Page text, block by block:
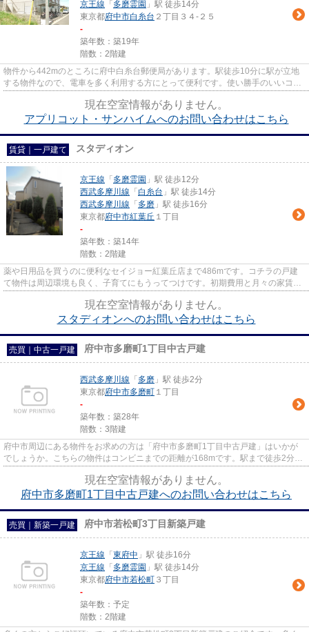
京王線 「 多磨霊園 」駅 徒歩14分
東京都府中市白糸台 ２丁目３４-２５
-
築年数：築19年
階数：2階建
物件から442mのところに府中白糸台郵便局があります。駅徒歩10分に駅が立地
する物件なので、電車を多く利用する方にとって便利です。使い勝手のいいコン
現在空室情報がありません。
アプリコット・サンハイムへのお問い合わせはこちら
賃貸｜一戸建て スタディオン
京王線 「 多磨霊園 」駅 徒歩12分
西武多摩川線 「 白糸台 」駅 徒歩14分
西武多摩川線 「 多磨 」駅 徒歩16分
東京都府中市紅葉丘 １丁目
-
築年数：築14年
階数：2階建
薬や日用品を買うのに便利なセイジョー紅葉丘店まで486mです。コチラの戸建
て物件は周辺環境も良く、子育てにもうってつけです。初期費用と月々の家賃を
現在空室情報がありません。
スタディオンへのお問い合わせはこちら
売買｜中古一戸建 府中市多磨町1丁目中古戸建
西武多摩川線 「 多磨 」駅 徒歩2分
東京都府中市多磨町 １丁目
-
築年数：築28年
階数：3階建
府中市周辺にある物件をお求めの方は「府中市多磨町1丁目中古戸建」はいかが
でしょうか。こちらの物件はコンビニまでの距離が168mです。駅まで徒歩2分で
現在空室情報がありません。
府中市多磨町1丁目中古戸建へのお問い合わせはこちら
売買｜新築一戸建 府中市若松町3丁目新築戸建
京王線 「 東府中 」駅 徒歩16分
京王線 「 多磨霊園 」駅 徒歩14分
東京都府中市若松町 ３丁目
-
築年数：予定
階数：2階建